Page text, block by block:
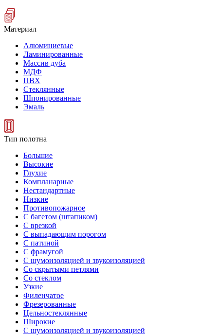
Материал
Алюминиевые
Ламинированные
Массив дуба
МДФ
ПВХ
Стеклянные
Шпонированные
Эмаль
Тип полотна
Большие
Высокие
Глухие
Компланарные
Нестандартные
Низкие
Противопожарное
С багетом (штапиком)
С врезкой
С выпадающим порогом
С патиной
С фрамугой
С шумоизоляцией и звукоизоляцией
Со скрытыми петлями
Со стеклом
Узкие
Филенчатое
Фрезерованные
Цельностеклянные
Широкие
С шумоизоляцией и звукоизоляцией